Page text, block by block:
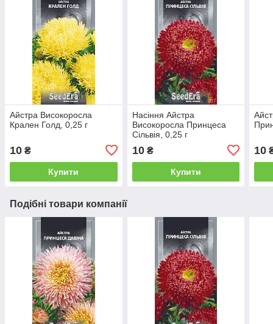
Айстра Високоросла
Крален Голд, 0,25 г
10 ₴
Купити
Насіння Айстра
Високоросла Принцеса
Сільвія, 0,25 г
10₴
Купити
10
Подібні товари компанії